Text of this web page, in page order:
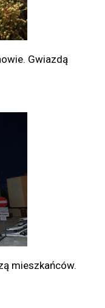
Gwiazdą
mieszkańców.